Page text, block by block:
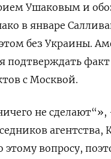
Ушаковым и
в январе
без Украины.
подтверждать факт
с Москвой.
не
вопросу,